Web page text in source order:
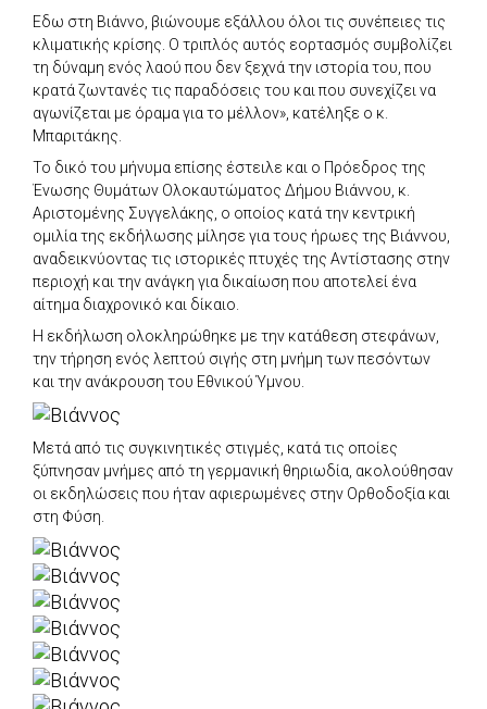
Εδω στη Βιάννο, βιώνουμε εξάλλου όλοι τις συνέπειες τις
κλιματικής κρίσης. Ο τριπλός αυτός εορτασμός συμβολίζει
τη δύναμη ενός λαού που δεν ξεχνά την ιστορία του, που
κρατά ζωντανές τις παραδόσεις του και που συνεχίζει να
αγωνίζεται με όραμα για το μέλλον», κατέληξε ο κ.
Μπαριτάκης.
Το δικό του μήνυμα επίσης έστειλε και ο Πρόεδρος της
Ένωσης Θυμάτων Ολοκαυτώματος Δήμου Βιάννου, κ.
Αριστομένης Συγγελάκης, ο οποίος κατά την κεντρική
ομιλία της εκδήλωσης μίλησε για τους ήρωες της Βιάννου,
αναδεικνύοντας τις ιστορικές πτυχές της Αντίστασης στην
περιοχή και την ανάγκη για δικαίωση που αποτελεί ένα
αίτημα διαχρονικό και δίκαιο.
Η εκδήλωση ολοκληρώθηκε με την κατάθεση στεφάνων,
την τήρηση ενός λεπτού σιγής στη μνήμη των πεσόντων
και την ανάκρουση του Εθνικού Ύμνου.
Μετά από τις συγκινητικές στιγμές, κατά τις οποίες
ξύπνησαν μνήμες από τη γερμανική θηριωδία, ακολούθησαν
οι εκδηλώσεις που ήταν αφιερωμένες στην Ορθοδοξία και
στη Φύση.